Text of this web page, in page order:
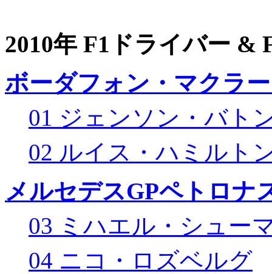
2010年 F1ドライバー &
ボーダフォン・マクラ
01 ジェンソン・バト
02 ルイス・ハミルト
メルセデスGPペトロナ
03 ミハエル・シュー
04 ニコ・ロズベルグ